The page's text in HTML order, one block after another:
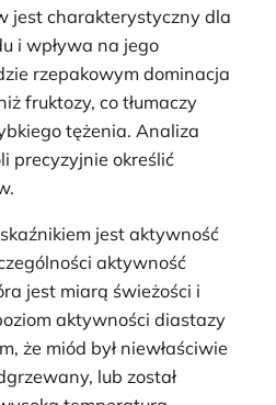
jest charakterystyczny dla
i wpływa na jego
rzepakowym dominacja
fruktozy, co tłumaczy
tężenia. Analiza
precyzyjnie określić
jest aktywność
aktywność
jest miarą świeżości i
aktywności diastazy
że miód był niewłaściwie
lub został